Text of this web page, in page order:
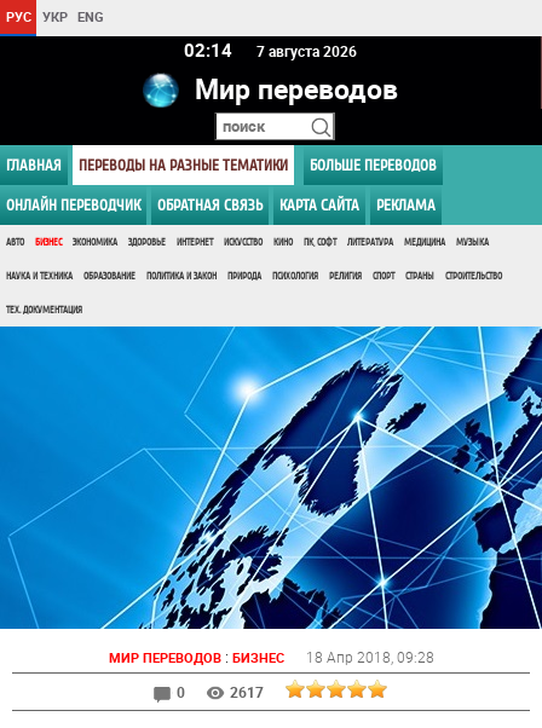
РУС УКР ENG
02:14 7 августа 2026
Мир переводов
ГЛАВНАЯ ПЕРЕВОДЫ НА РАЗНЫЕ ТЕМАТИКИ БОЛЬШЕ ПЕРЕВОДОВ
ОНЛАЙН ПЕРЕВОДЧИК ОБРАТНАЯ СВЯЗЬ КАРТА САЙТА РЕКЛАМА
АВТО БИЗНЕС ЭКОНОМИКА ЗДОРОВЬЕ ИНТЕРНЕТ ИСКУССТВО КИНО ПК, СОФТ ЛИТЕРАТУРА МЕДИЦИНА МУЗЫКА
НАУКА И ТЕХНИКА ОБРАЗОВАНИЕ ПОЛИТИКА И ЗАКОН ПРИРОДА ПСИХОЛОГИЯ РЕЛИГИЯ СПОРТ СТРАНЫ СТРОИТЕЛЬСТВО
ТЕХ. ДОКУМЕНТАЦИЯ
МИР ПЕРЕВОДОВ: БИЗНЕС 18 Апр 2018 , 09:28
0
2617